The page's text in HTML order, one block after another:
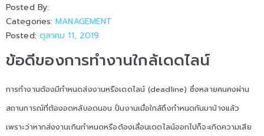
Posted By:
Categories:MANAGEMENT
Posted: ตุลาคม 11, 2019
ข้อดีของการทำงานใกล้เดดไลน์
การทำงานต้องมีกำหนดส่งงานหรือเดดไลน์ (deadline) ซึ่งหลายคนคงผ่าน
สถานการณ์ที่ต้องอดหลับอดนอน ปั่นงานเมื่อใกล้ถึงกำหนดกันมาบ้างแล้ว
เพราะว่าหากส่งงานเกินกำหนดหรือต้องเลื่อนเดดไลน์ออกไปก็จะเกิดความเสีย